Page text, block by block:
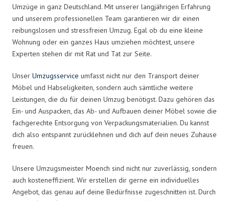
Umzüge in ganz Deutschland. Mit unserer langjährigen Erfahrung
und unserem professionellen Team garantieren wir dir einen
reibungslosen und stressfreien Umzug. Egal ob du eine kleine
Wohnung oder ein ganzes Haus umziehen möchtest, unsere
Experten stehen dir mit Rat und Tat zur Seite.
Unser Umzugsservice umfasst nicht nur den Transport deiner
Möbel und Habseligkeiten, sondern auch sämtliche weitere
Leistungen, die du für deinen Umzug benötigst. Dazu gehören das
Ein- und Auspacken, das Ab- und Aufbauen deiner Möbel sowie die
fachgerechte Entsorgung von Verpackungsmaterialien. Du kannst
dich also entspannt zurücklehnen und dich auf dein neues Zuhause
freuen.
Unsere Umzugsmeister Moench sind nicht nur zuverlässig, sondern
auch kosteneffizient. Wir erstellen dir gerne ein individuelles
Angebot, das genau auf deine Bedürfnisse zugeschnitten ist. Durch